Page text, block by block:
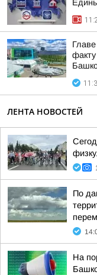
ЛЕНТА НОВОСТЕЙ
По
На